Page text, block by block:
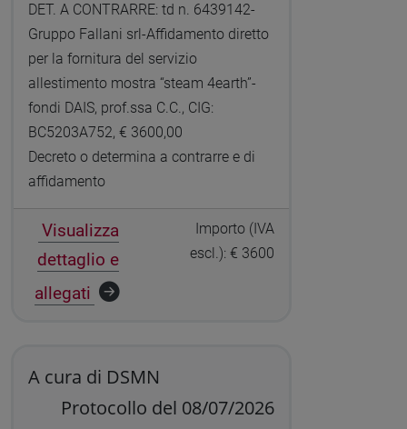
DET. A CONTRARRE: td n. 6439142-
Gruppo Fallani srl-Affidamento diretto
per la fornitura del servizio
allestimento mostra “steam 4earth”-
fondi DAIS, prof.ssa C.C., CIG:
BC5203A752, € 3600,00
Decreto o determina a contrarre e di
affidamento
Visualizza
dettaglio e
allegati
Importo (IVA
escl.): € 3600
A cura di DSMN
Protocollo del 08/07/2026